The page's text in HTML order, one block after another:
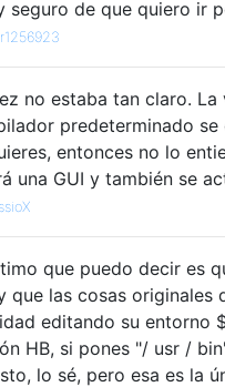
seguro de que quiero ir
no estaba tan claro.
predeterminado
entonces no lo
una GUI y también se
que puedo decir es
que las cosas originales
editando su entorno
HB, si pones "/ usr /
lo sé, pero esa es la